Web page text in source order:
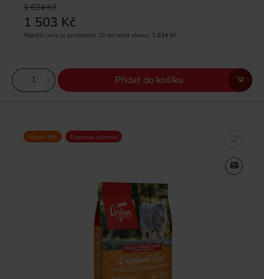
1 634 Kč
1 503 Kč
Nejnižší cena za posledních 30 dní před slevou: 1 634 Kč
Přidat do košíku
Sleva -8% Doprava zdarma